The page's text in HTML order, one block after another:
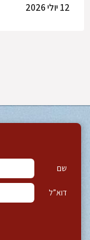
12 יולי 2026
שם
דוא”ל